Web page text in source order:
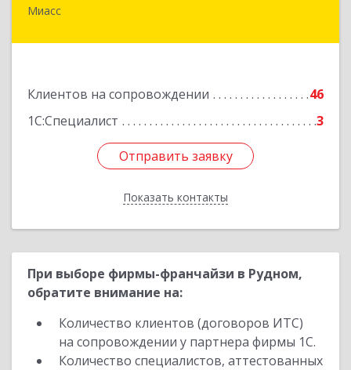
Миасс
Клиентов на сопровождении
46
1С:Специалист
3
Отправить заявку
Показать контакты
456318, Челябинская обл, Миасс г, Жуковского
Отправить заявку
Назад
При выборе фирмы-франчайзи в Рудном,
обратите внимание на:
Количество клиентов (договоров ИТС)
на сопровождении у партнера фирмы 1С.
Количество специалистов, аттестованных